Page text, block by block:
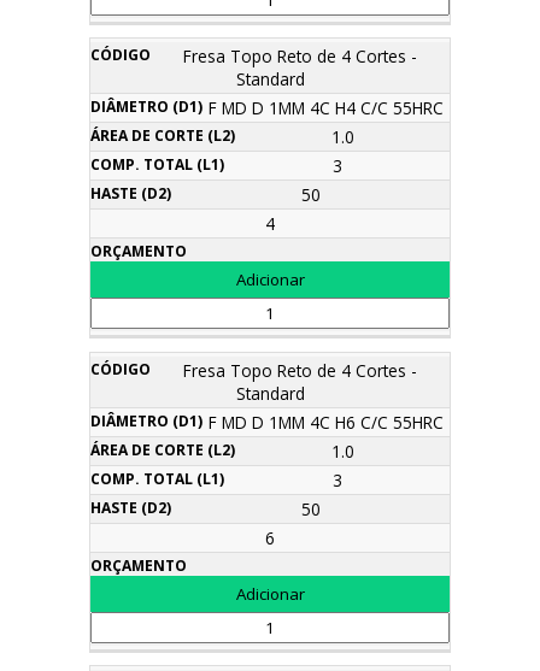
Fresa Topo Reto de 4 Cortes -
Standard
F MD D 1MM 4C H4 C/C 55HRC
1.0
3
50
4
Fresa Topo Reto de 4 Cortes -
Standard
F MD D 1MM 4C H6 C/C 55HRC
1.0
3
50
6